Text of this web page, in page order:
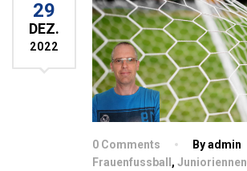
29
DEZ.
2022
0 Comments
By admin
Frauenfussball , Junioriennen